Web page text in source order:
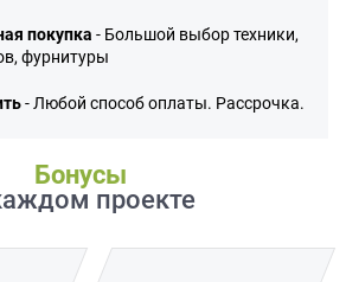
покупка - Большой выбор техники,
фурнитуры
- Любой способ оплаты. Рассрочка.
Бонусы
проекте